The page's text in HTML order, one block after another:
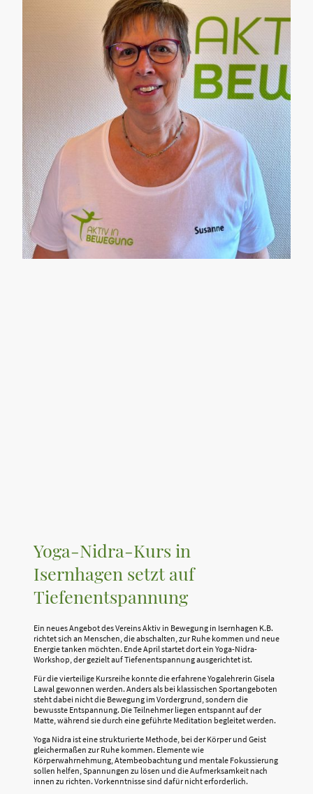
Yoga-Nidra-Kurs in
Isernhagen setzt auf
Tiefenentspannung
Ein neues Angebot des Vereins Aktiv in Bewegung in Isernhagen K.B.
richtet sich an Menschen, die abschalten, zur Ruhe kommen und neue
Energie tanken möchten. Ende April startet dort ein Yoga-Nidra-
Workshop, der gezielt auf Tiefenentspannung ausgerichtet ist.
Für die vierteilige Kursreihe konnte die erfahrene Yogalehrerin Gisela
Lawal gewonnen werden. Anders als bei klassischen Sportangeboten
steht dabei nicht die Bewegung im Vordergrund, sondern die
bewusste Entspannung. Die Teilnehmer liegen entspannt auf der
Matte, während sie durch eine geführte Meditation begleitet werden.
Yoga Nidra ist eine strukturierte Methode, bei der Körper und Geist
gleichermaßen zur Ruhe kommen. Elemente wie
Körperwahrnehmung, Atembeobachtung und mentale Fokussierung
sollen helfen, Spannungen zu lösen und die Aufmerksamkeit nach
innen zu richten. Vorkenntnisse sind dafür nicht erforderlich.